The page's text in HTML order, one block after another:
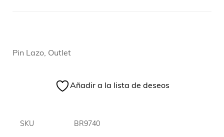
Pin Lazo, Outlet
Añadir a la lista de deseos
SKU BR9740